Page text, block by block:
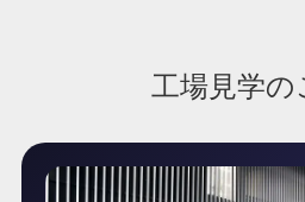
工場見学の